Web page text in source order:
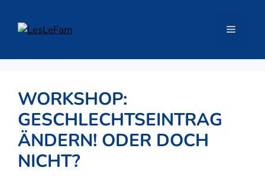
Inhalt
springen
Menü
WORKSHOP:
GESCHLECHTSEINTRAG
ÄNDERN! ODER DOCH
NICHT?